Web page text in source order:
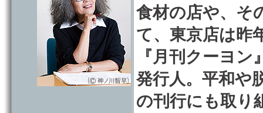
食材の店や、そ
て、東京店は昨
『月刊クーヨ
発行人。平和や
の刊行にも取り